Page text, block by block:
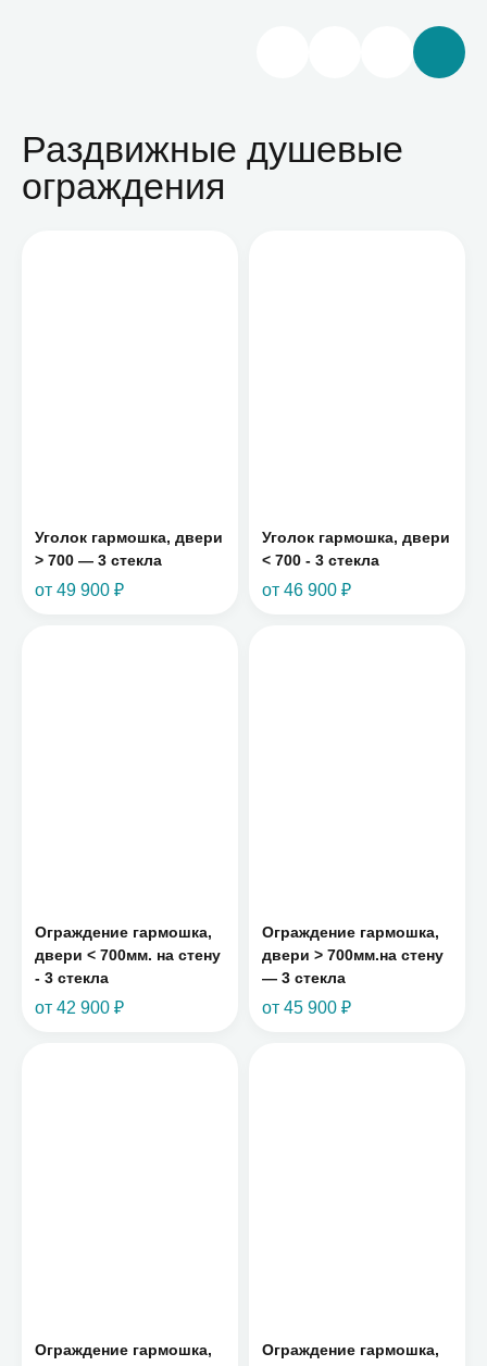
Раздвижные душевые
ограждения
Уголок гармошка, двери
> 700 — 3 стекла
от 49 900 ₽
Уголок гармошка, двери
< 700 - 3 стекла
от 46 900 ₽
Ограждение гармошка,
двери < 700мм. на стену
- 3 стекла
от 42 900 ₽
Ограждение гармошка,
двери > 700мм.на стену
— 3 стекла
от 45 900 ₽
Ограждение гармошка,
Ограждение гармошка,